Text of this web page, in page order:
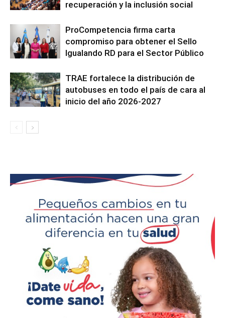
recuperación y la inclusión social
ProCompetencia firma carta
compromiso para obtener el Sello
Igualando RD para el Sector Público
TRAE fortalece la distribución de
autobuses en todo el país de cara al
inicio del año 2026-2027